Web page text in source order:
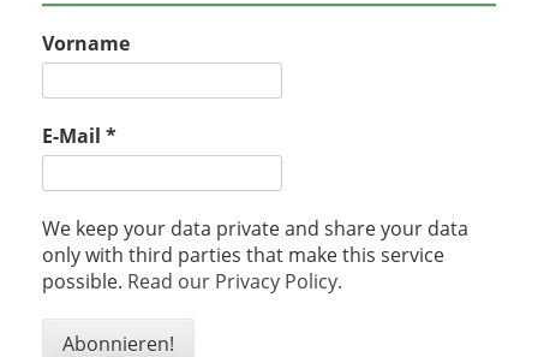
Vorname
E-Mail *
We keep your data private and share your data
only with third parties that make this service
possible. Read our Privacy Policy.